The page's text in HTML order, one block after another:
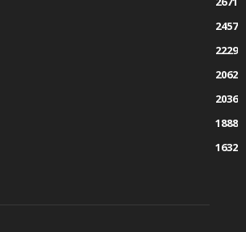
2457
2229
2062
2036
1888
1632